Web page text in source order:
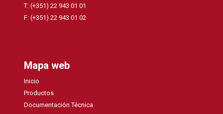
T: (+351) 22 943 01 01
F: (+351) 22 943 01 02
Mapa web
Inicio
Productos
Documentación Técnica